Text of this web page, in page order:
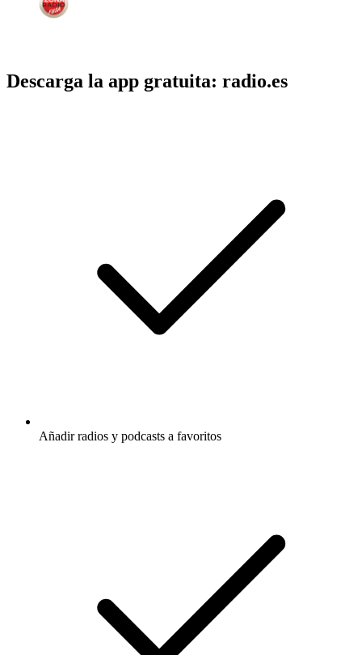
Descarga la app gratuita: radio.es
Añadir radios y podcasts a favoritos